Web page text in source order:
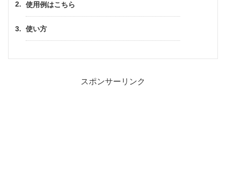
使用例はこちら
使い方
スポンサーリンク